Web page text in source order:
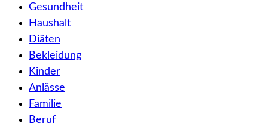
Gesundheit
Haushalt
Diäten
Bekleidung
Kinder
Anlässe
Familie
Beruf